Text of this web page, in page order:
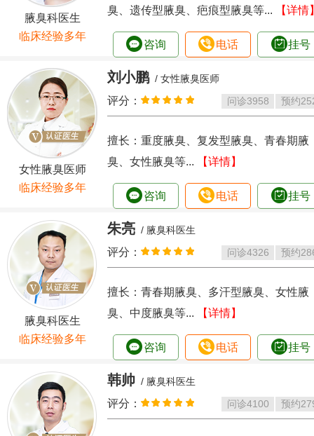
腋臭科医生
临床经验多年
臭、遗传型腋臭、疤痕型腋臭等... 【详情
咨询 电话 挂号
女性腋臭医师
临床经验多年
刘小鹏 / 女性腋臭医师
评分： 问诊3958 预约
擅长：重度腋臭、复发型腋臭、青春期腋
臭、女性腋臭等...
【详情】
咨询 电话 挂号
腋臭科医生
临床经验多年
朱亮 / 腋臭科医生
评分： 问诊4326 预约
擅长：青春期腋臭、多汗型腋臭、女性腋
臭、中度腋臭等...
【详情】
咨询 电话 挂号
韩帅 / 腋臭科医生
评分： 问诊4100 预约